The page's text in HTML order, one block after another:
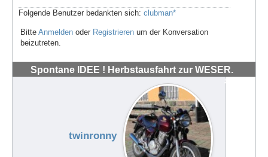
Folgende Benutzer bedankten sich: clubman*
Bitte Anmelden oder Registrieren um der Konversation
beizutreten.
Spontane IDEE ! Herbstausfahrt zur WESER.
#72036
twinronny